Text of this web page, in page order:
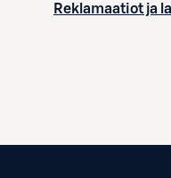
Reklamaatiot ja